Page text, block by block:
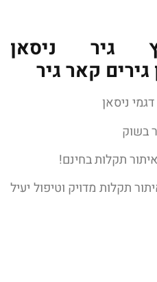
גיר ניסאן
קאר גיר
ניסאן
בשוק
תקלות בחינם!
תקלות מדויק וטיפול יעיל